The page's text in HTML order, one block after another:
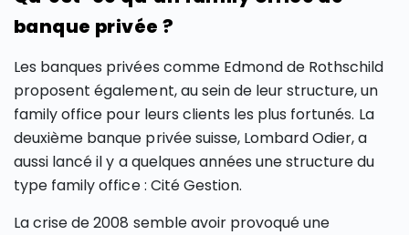
banque privée ?
Les banques privées comme Edmond de Rothschild
proposent également, au sein de leur structure, un
family office pour leurs clients les plus fortunés. La
deuxième banque privée suisse, Lombard Odier, a
aussi lancé il y a quelques années une structure du
type family office : Cité Gestion.
La crise de 2008 semble avoir provoqué une